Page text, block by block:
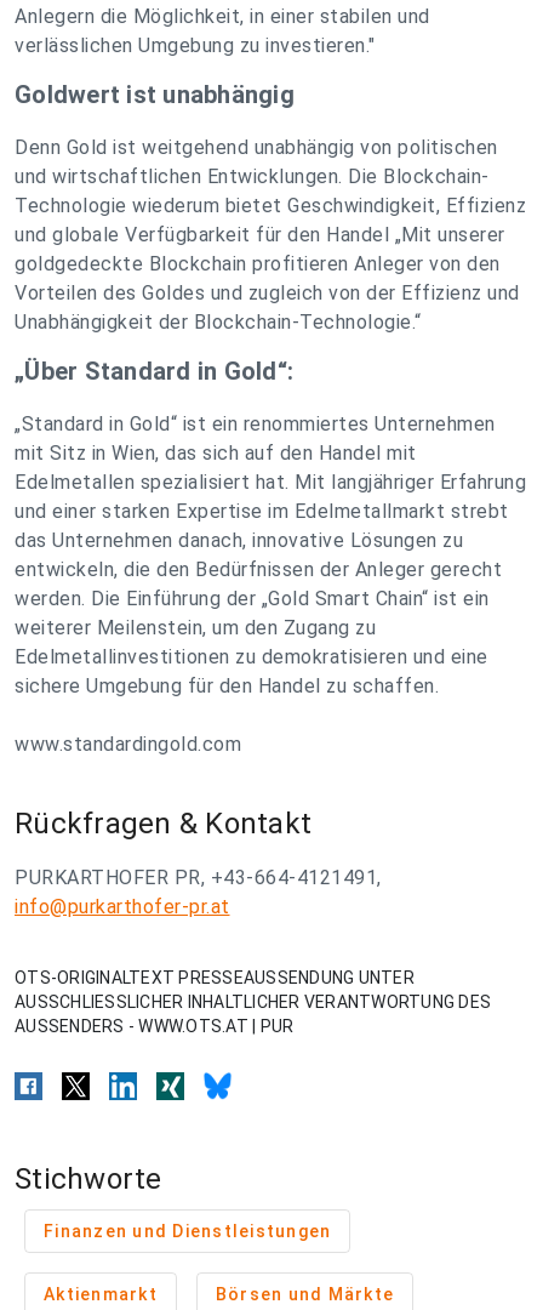
Anlegern die Möglichkeit, in einer stabilen und
verlässlichen Umgebung zu investieren."
Goldwert ist unabhängig
Denn Gold ist weitgehend unabhängig von politischen
und wirtschaftlichen Entwicklungen. Die Blockchain-
Technologie wiederum bietet Geschwindigkeit, Effizienz
und globale Verfügbarkeit für den Handel „Mit unserer
goldgedeckte Blockchain profitieren Anleger von den
Vorteilen des Goldes und zugleich von der Effizienz und
Unabhängigkeit der Blockchain-Technologie.“
„Über Standard in Gold“:
„Standard in Gold“ ist ein renommiertes Unternehmen
mit Sitz in Wien, das sich auf den Handel mit
Edelmetallen spezialisiert hat. Mit langjähriger Erfahrung
und einer starken Expertise im Edelmetallmarkt strebt
das Unternehmen danach, innovative Lösungen zu
entwickeln, die den Bedürfnissen der Anleger gerecht
werden. Die Einführung der „Gold Smart Chain“ ist ein
weiterer Meilenstein, um den Zugang zu
Edelmetallinvestitionen zu demokratisieren und eine
sichere Umgebung für den Handel zu schaffen.
www.standardingold.com
Rückfragen & Kontakt
PURKARTHOFER PR, +43-664-4121491,
info@purkarthofer-pr.at
OTS-ORIGINALTEXT PRESSEAUSSENDUNG UNTER
AUSSCHLIESSLICHER INHALTLICHER VERANTWORTUNG DES
AUSSENDERS - WWW.OTS.AT | PUR
Stichworte
Finanzen und Dienstleistungen
Aktienmarkt Börsen und Märkte